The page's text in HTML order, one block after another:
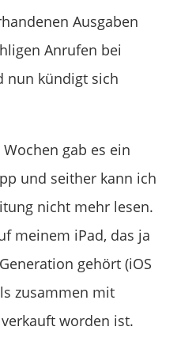
Ausgaben
Anrufen bei
nun kündigt sich
gab es ein
und seither kann ich
nicht mehr lesen.
meinem iPad, das ja
gehört (iOS
zusammen mit
worden ist.